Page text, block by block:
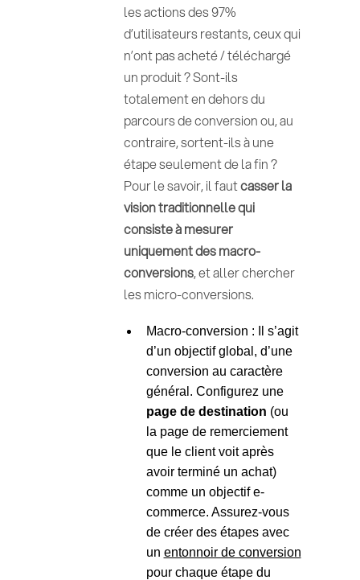
les actions des 97%
d’utilisateurs restants, ceux qui
n’ont pas acheté / téléchargé
un produit ? Sont-ils
totalement en dehors du
parcours de conversion ou, au
contraire, sortent-ils à une
étape seulement de la fin ?
Pour le savoir, il fautcasser la
vision traditionnelle qui
consiste à mesurer
uniquement des macro-
conversions, et aller chercher
les micro-conversions.
Macro-conversion : Il s’agit
d’un objectif global, d’une
conversion au caractère
général. Configurez une
page de destination (ou
la page de remerciement
que le client voit après
avoir terminé un achat)
comme un objectif e-
commerce. Assurez-vous
de créer des étapes avec
un entonnoir de conversion
pour chaque étape du